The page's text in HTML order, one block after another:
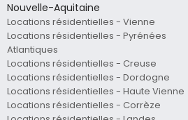
Nouvelle-Aquitaine
Locations résidentielles - Vienne
Locations résidentielles - Pyrénées
Atlantiques
Locations résidentielles - Creuse
Locations résidentielles - Dordogne
Locations résidentielles - Haute Vienne
Locations résidentielles - Corrèze